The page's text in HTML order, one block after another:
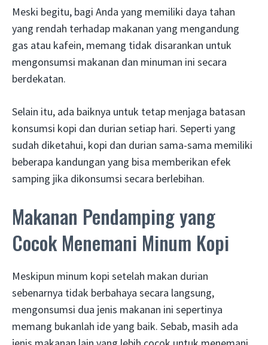
Meski begitu, bagi Anda yang memiliki daya tahan
yang rendah terhadap makanan yang mengandung
gas atau kafein, memang tidak disarankan untuk
mengonsumsi makanan dan minuman ini secara
berdekatan.
Selain itu, ada baiknya untuk tetap menjaga batasan
konsumsi kopi dan durian setiap hari. Seperti yang
sudah diketahui, kopi dan durian sama-sama memiliki
beberapa kandungan yang bisa memberikan efek
samping jika dikonsumsi secara berlebihan.
Makanan Pendamping yang
Cocok Menemani Minum Kopi
Meskipun minum kopi setelah makan durian
sebenarnya tidak berbahaya secara langsung,
mengonsumsi dua jenis makanan ini sepertinya
memang bukanlah ide yang baik. Sebab, masih ada